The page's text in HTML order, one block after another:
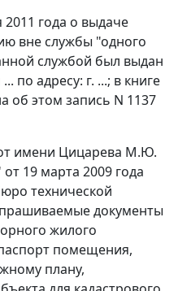
2011 года о выдаче
вне службы "одного
службой был выдан
по адресу: г. ...; в книге
об этом запись N 1137
имени Цицарева М.Ю.
19 марта 2009 года
технической
документы
жилого
помещения,
плану,